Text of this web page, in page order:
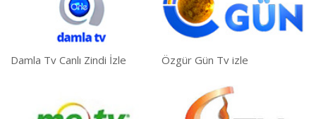
Damla Tv Canlı Zindi İzle Özgür Gün Tv izle